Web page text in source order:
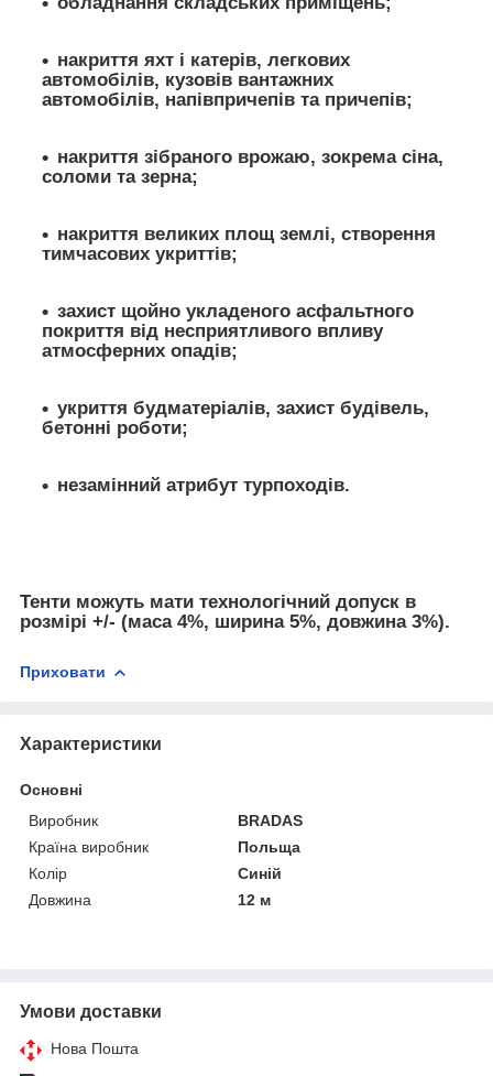
накриття яхт і катерів, легкових
автомобілів, кузовів вантажних
автомобілів, напівпричепів та причепів;
накриття зібраного врожаю, зокрема сіна,
соломи та зерна;
накриття великих площ землі, створення
тимчасових укриттів;
захист щойно укладеного асфальтного
покриття від несприятливого впливу
атмосферних опадів;
укриття будматеріалів, захист будівель,
бетонні роботи;
незамінний атрибут турпоходів.
Тенти можуть мати технологічний допуск в
розмірі +/- (маса 4%, ширина 5%, довжина 3%).
Приховати
Характеристики
Основні
Виробник
BRADAS
Країна виробник
Польща
Колір
Синій
Довжина
12 м
Умови доставки
Нова Пошта